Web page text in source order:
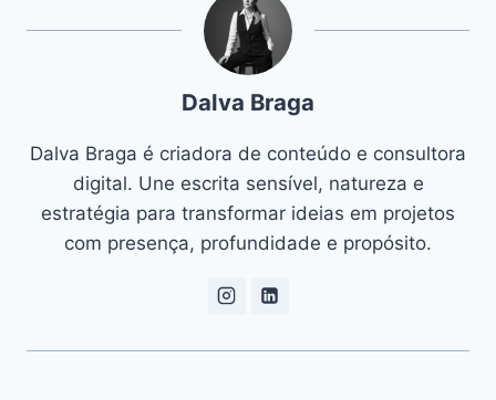
Dalva Braga
Dalva Braga é criadora de conteúdo e consultora
digital. Une escrita sensível, natureza e
estratégia para transformar ideias em projetos
com presença, profundidade e propósito.